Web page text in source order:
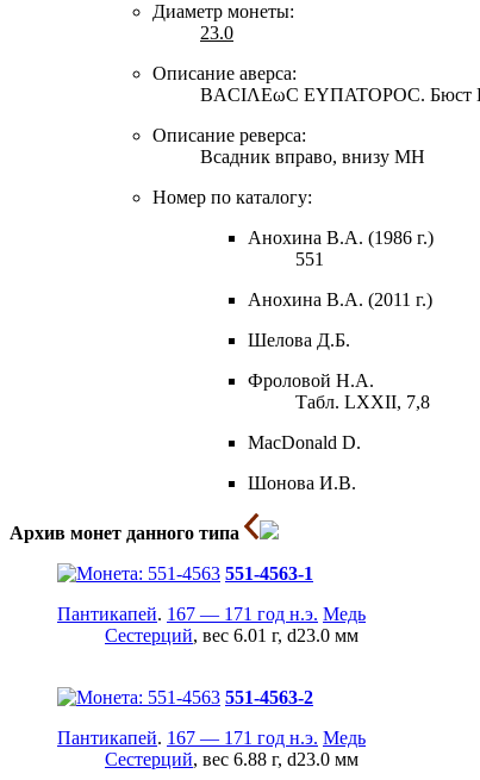
Диаметр монеты:
23.0
Описание аверса:
ΒΑCΙΛΕωC ΕΥΠΑΤΟΡΟC. Бюст
Описание реверса:
Всадник вправо, внизу ΜΗ
Номер по каталогу:
Анохина В.А. (1986 г.)
551
Анохина В.А. (2011 г.)
Шелова Д.Б.
Фроловой Н.А.
Табл. LXXII, 7,8
MacDonald D.
Шонова И.В.
Архив монет данного типа
551-4563-1
Пантикапей. 167 — 171 год н.э. Медь
Сестерций, вес 6.01 г, d23.0 мм
551-4563-2
Пантикапей. 167 — 171 год н.э. Медь
Сестерций, вес 6.88 г, d23.0 мм